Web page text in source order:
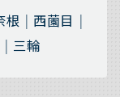
根
西薗目
三輪